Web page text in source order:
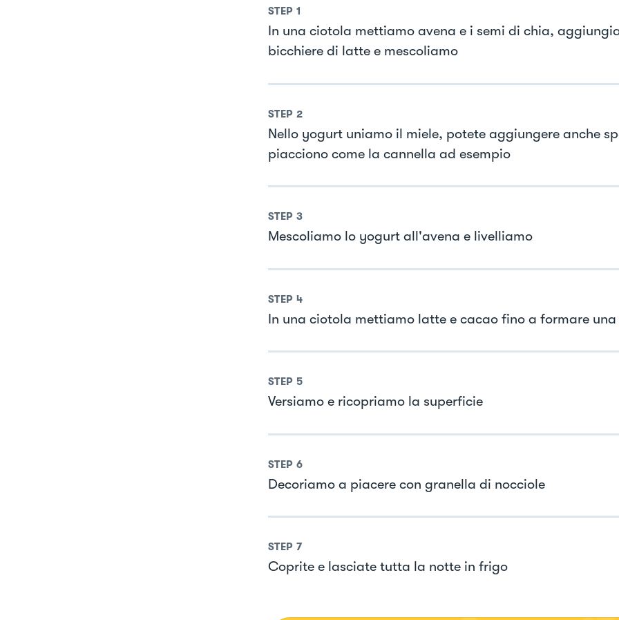
STEP 1
In una ciotola mettiamo avena e i semi di chia,
bicchiere di latte e mescoliamo
STEP 2
Nello yogurt uniamo il miele, potete aggiungere anche
piacciono come la cannella ad esempio
STEP 3
Mescoliamo lo yogurt all'avena e livelliamo
STEP 4
In una ciotola mettiamo latte e cacao fino a formare
STEP 5
Versiamo e ricopriamo la superficie
STEP 6
Decoriamo a piacere con granella di nocciole
STEP 7
Coprite e lasciate tutta la notte in frigo